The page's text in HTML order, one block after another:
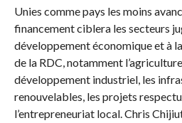
Unies comme pays les moins
financement ciblera les secteurs
développement économique et à
de la RDC, notamment
développement industriel, les
renouvelables, les projets
l’entrepreneuriat local. Chris